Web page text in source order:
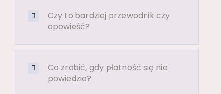
Czy to bardziej przewodnik czy
opowieść?
Co zrobić, gdy płatność się nie
powiedzie?